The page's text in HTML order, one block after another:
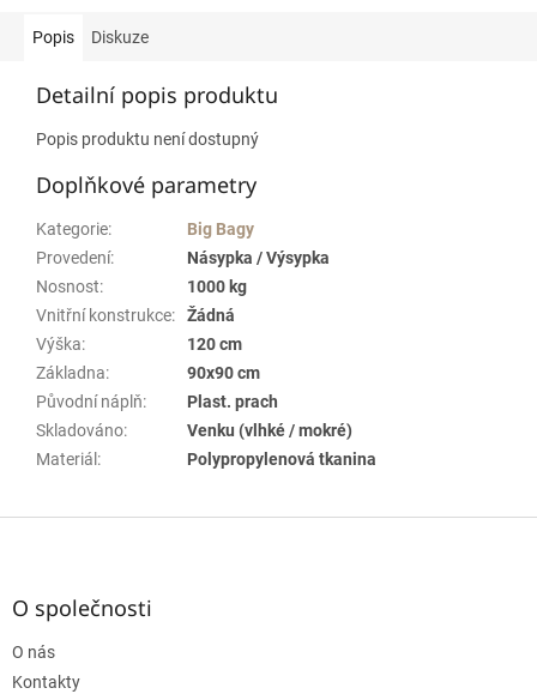
Popis Diskuze
Detailní popis produktu
Popis produktu není dostupný
Doplňkové parametry
Kategorie:
Big Bagy
Provedení:
Násypka / Výsypka
Nosnost:
1000 kg
Vnitřní konstrukce:
Žádná
Výška:
120 cm
Základna:
90x90 cm
Původní náplň:
Plast. prach
Skladováno:
Venku (vlhké / mokré)
Materiál : Polypropylenová tkanina
Z
O společnosti
O nás
Kontakty